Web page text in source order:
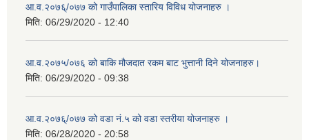
आ.व.२०७६्/०७७ को गाउँपालिका स्तारिय विविध योजनाहरु ।
मिति: 06/29/2020 - 12:40
आ.व.२०७५/०७६ को बाकि मौजदात रकम बाट भुत्तानी दिने योजनाहरु।
मिति: 06/29/2020 - 09:38
आ.व.२०७६्/०७७ को वडा नं.५ को वडा स्तरीया योजनाहरु ।
मिति: 06/28/2020 - 20:58